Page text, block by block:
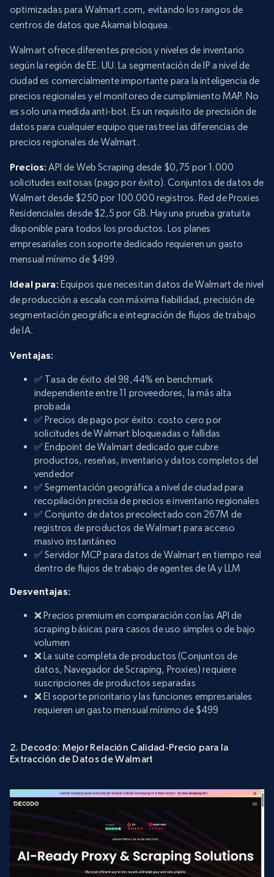
optimizadas para Walmart.com, evitando los rangos de
centros de datos que Akamai bloquea.
Walmart ofrece diferentes precios y niveles de inventario
según la región de EE. UU. La segmentación de IP a nivel de
ciudad es comercialmente importante para la inteligencia de
precios regionales y el monitoreo de cumplimiento MAP. No
es solo una medida anti-bot. Es un requisito de precisión de
datos para cualquier equipo que rastree las diferencias de
precios regionales de Walmart.
Precios: API de Web Scraping desde $0,75 por 1.000
solicitudes exitosas (pago por éxito). Conjuntos de datos de
Walmart desde $250 por 100.000 registros. Red de Proxies
Residenciales desde $2,5 por GB. Hay una prueba gratuita
disponible para todos los productos. Los planes
empresariales con soporte dedicado requieren un gasto
mensual mínimo de $499.
Ideal para: Equipos que necesitan datos de Walmart de nivel
de producción a escala con máxima fiabilidad, precisión de
segmentación geográfica e integración de flujos de trabajo
de IA.
Ventajas:
✅ Tasa de éxito del 98,44% en benchmark
independiente entre 11 proveedores, la más alta
probada
✅ Precios de pago por éxito: costo cero por
solicitudes de Walmart bloqueadas o fallidas
✅ Endpoint de Walmart dedicado que cubre
productos, reseñas, inventario y datos completos del
vendedor
✅ Segmentación geográfica a nivel de ciudad para
recopilación precisa de precios e inventario regionales
✅ Conjunto de datos precolectado con 267M de
registros de productos de Walmart para acceso
masivo instantáneo
✅ Servidor MCP para datos de Walmart en tiempo real
dentro de flujos de trabajo de agentes de IA y LLM
Desventajas:
❌ Precios premium en comparación con las API de
scraping básicas para casos de uso simples o de bajo
volumen
❌ La suite completa de productos (Conjuntos de
datos, Navegador de Scraping, Proxies) requiere
suscripciones de productos separadas
❌ El soporte prioritario y las funciones empresariales
requieren un gasto mensual mínimo de $499
2. Decodo: Mejor Relación Calidad-Precio para la
Extracción de Datos de Walmart